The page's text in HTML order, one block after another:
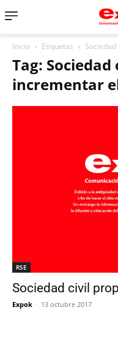
Inicio Etiquetas
Tag:
incrementar el
RSE
Sociedad civil
Expok - 13 octubre 2017